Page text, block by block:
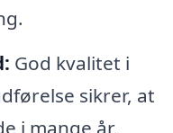
God kvalitet i
sikrer, at
i mange år,